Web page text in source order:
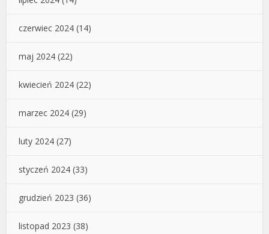
czerwiec 2024 (14)
maj 2024 (22)
kwiecień 2024 (22)
marzec 2024 (29)
luty 2024 (27)
styczeń 2024 (33)
grudzień 2023 (36)
listopad 2023 (38)